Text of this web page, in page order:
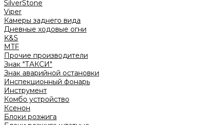
SilverStone
Viper
Камеры заднего вида
Дневные ходовые огни
K&S
MTF
Прочие производители
Знак "ТАКСИ"
Знак аварийной остановки
Инспекционный фонарь
Инструмент
Комбо устройство
Ксенон
Блоки розжига